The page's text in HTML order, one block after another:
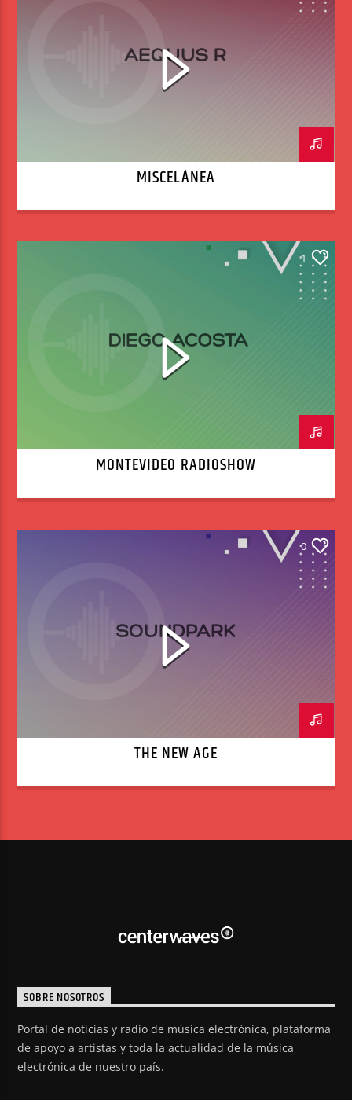
MISCELÁNEA
1
MONTEVIDEO RADIOSHOW
0
THE NEW AGE
SOBRE NOSOTROS
Portal de noticias y radio de música electrónica, plataforma
de apoyo a artistas y toda la actualidad de la música
electrónica de nuestro país.